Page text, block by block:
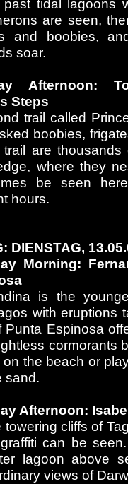
past tidal lagoons
are seen,
and boobies,
soar.
Afternoon:
Steps
trail called
boobies,
are
where they
be seen
hours.
DIENSTAG,
Morning:
is the
with eruptions
Punta Espinosa
cormorants
on the beach or
sand.
Afternoon:
towering cliffs of
graffiti can be
lagoon above
views of